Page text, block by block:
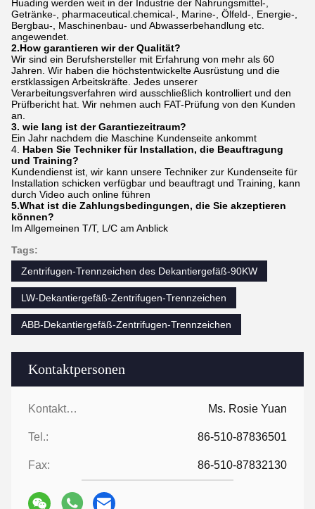
Kontaktpersonen
Kontaktpersonen: Ms. Rosie Yuan
Tel.: 86-510-87836501
Fax: 86-510-87832130
Huading werden weit in der Industrie der Nahrungsmittel-,
Getränke-, pharmaceutical.chemical-, Marine-, Ölfeld-, Energie-,
Bergbau-, Maschinenbau- und Abwasserbehandlung etc.
angewendet.
2.How garantieren wir der Qualität?
Wir sind ein Berufshersteller mit Erfahrung von mehr als 60
Jahren. Wir haben die höchstentwickelte Ausrüstung und die
erstklassigen Arbeitskräfte. Jedes unserer
Verarbeitungsverfahren wird ausschließlich kontrolliert und den
Prüfbericht hat. Wir nehmen auch FAT-Prüfung von den Kunden
an.
3. wie lang ist der Garantiezeitraum?
Ein Jahr nachdem die Maschine Kundenseite ankommt
4. Haben Sie Techniker für Installation, die Beauftragung
und Training?
Kundendienst ist, wir kann unsere Techniker zur Kundenseite für
Installation schicken verfügbar und beauftragt und Training, kann
durch Video auch online führen
5.What ist die Zahlungsbedingungen, die Sie akzeptieren
können?
Im Allgemeinen T/T, L/C am Anblick
Tags:
Zentrifugen-Trennzeichen des Dekantiergefäß-90KW
LW-Dekantiergefäß-Zentrifugen-Trennzeichen
ABB-Dekantiergefäß-Zentrifugen-Trennzeichen